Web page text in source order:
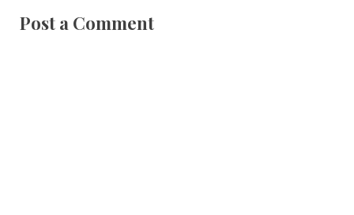
Post a Comment